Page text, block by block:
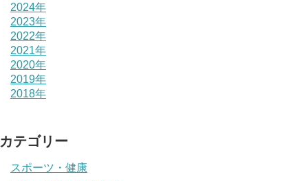
2024年
2023年
2022年
2021年
2020年
2019年
2018年
カテゴリー
スポーツ・健康